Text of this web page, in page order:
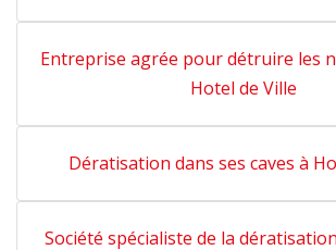
Entreprise agrée pour détruire les
Hotel de Ville
Dératisation dans ses caves à
Société spécialiste de la